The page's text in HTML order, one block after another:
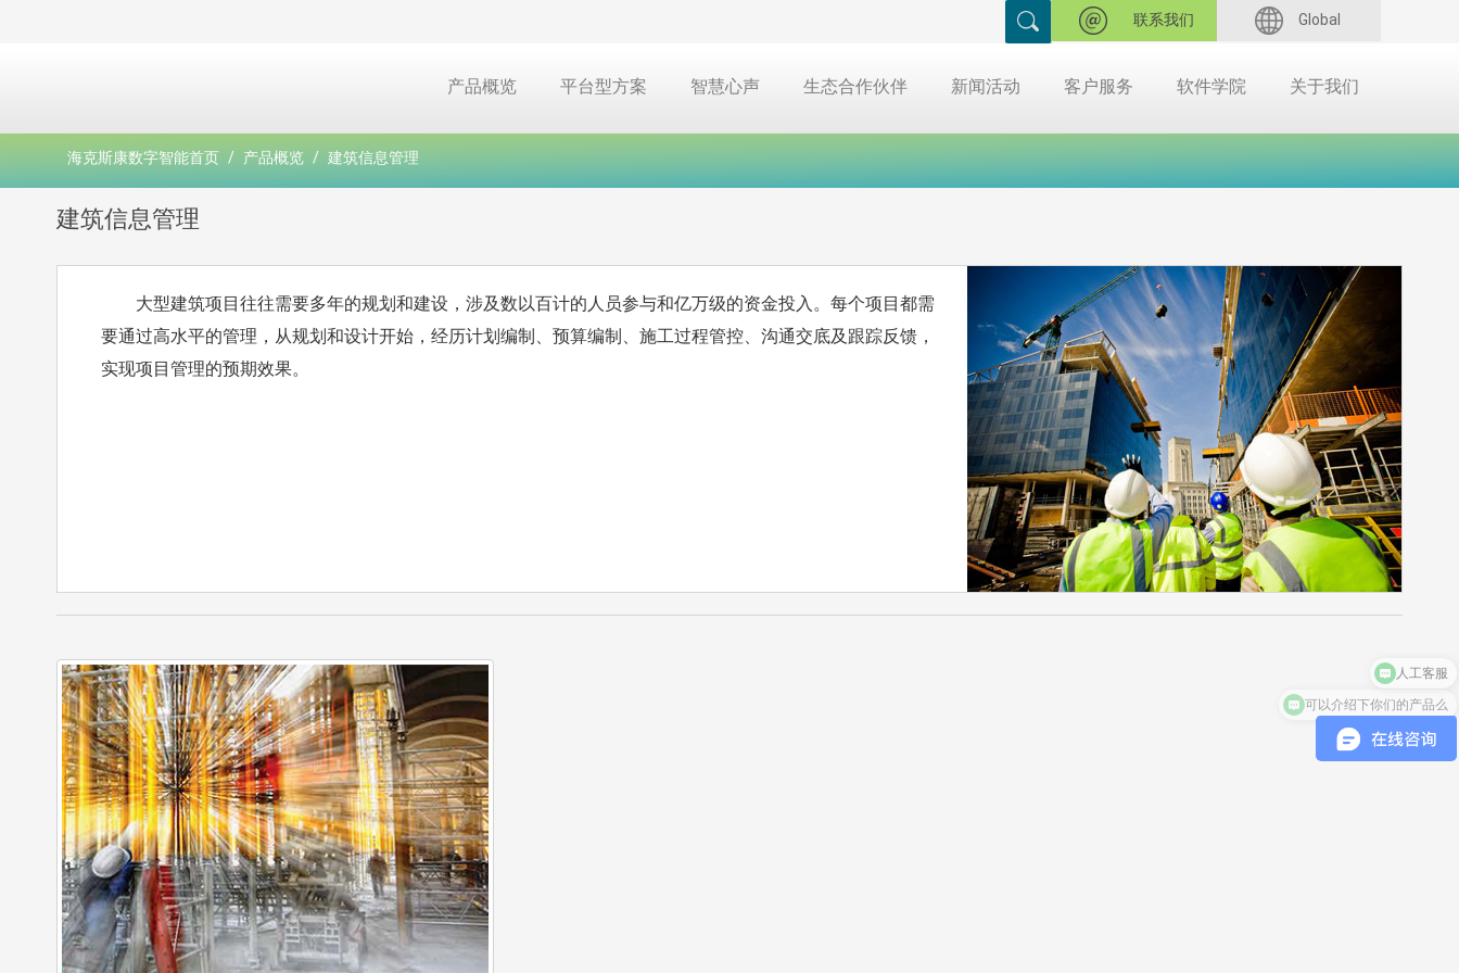
联系我们 Global
产品概览 平台型方案 智慧心声 生态合作伙伴 新闻活动 客户服务 软件学院 关于我们
海克斯康数字智能首页 产品概览 建筑信息管理
建筑信息管理
大型建筑项目往往需要多年的规划和建设，涉及数以百计的人员参与和亿万级的资金投入。每个项目都需
要通过高水平的管理，从规划和设计开始，经历计划编制、预算编制、施工过程管控、沟通交底及跟踪反馈，
实现项目管理的预期效果。